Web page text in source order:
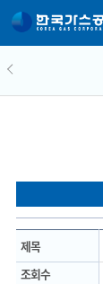
제목
조회수